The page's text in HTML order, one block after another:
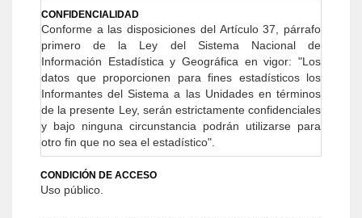
CONFIDENCIALIDAD
Conforme a las disposiciones del Artículo 37, párrafo
primero de la Ley del Sistema Nacional de
Información Estadística y Geográ­fica en vigor: "Los
datos que proporcionen para fines estadísticos los
Informantes del Sistema a las Unidades en términos
de la presente Ley, serán estrictamente confidenciales
y bajo ninguna circunstancia podrán utilizarse para
otro fin que no sea el estadístico".
CONDICIÓN DE ACCESO
Uso público.